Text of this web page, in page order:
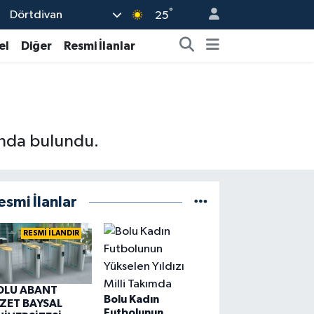
Dörtdivan 25°
Diğer Resmi İlanlar
bulundu.
İlanlar
RESMİ İLANDIR
ABANT
BAYSAL
Bolu Kadın